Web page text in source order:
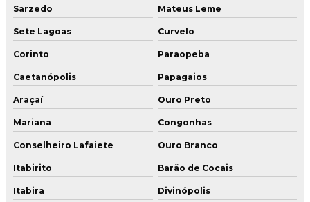
Serviço de conversão de fogão
Serviço de instalação de gas
Serviço de instalação de gas residencial
Teste de estanqueidade de gás
Teste de estanqueidade de gas glp
Tubo de cobre para gás
Sarzedo Mateus Leme
Sete Lagoas Curvelo
Corinto Paraopeba
Caetanópolis Papagaios
Araçaí Ouro Preto
Mariana Congonhas
Conselheiro Lafaiete Ouro Branco
Itabirito Barão de Cocais
Itabira Divinópolis